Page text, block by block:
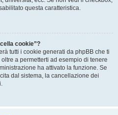
questa caratteristica.
cookie”?
tutti i cookie generati da phpBB che ti
a permetterti ad esempio di tenere
ha attivato la funzione. Se
dal sistema, la cancellazione dei